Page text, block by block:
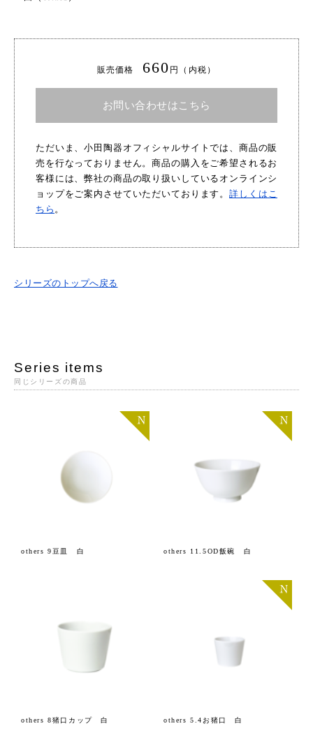
販売価格 660 円（内税）
お問い合わせはこちら
ただいま、小田陶器オフィシャルサイトでは、商品の販
売を行なっておりません。商品の購入をご希望されるお
客様には、弊社の商品の取り扱いしているオンラインシ
ョップをご案内させていただいております。詳しくはこ
ちら 。
シリーズのトップへ戻る
Series items
同じシリーズの商品
others 9豆皿 白 others 11.5OD飯碗 白
others 8猪口カップ 白 others 5.4お猪口 白